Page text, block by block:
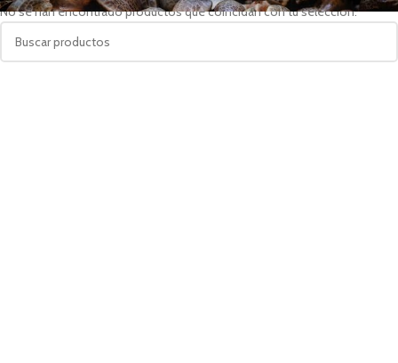
No se han encontrado productos que coincidan con tu selección.